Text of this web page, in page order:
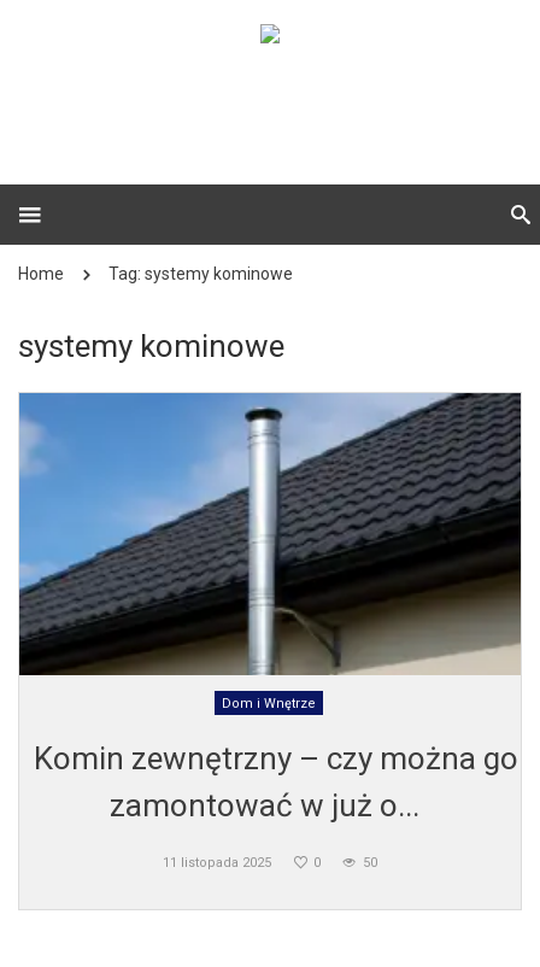
Home Tag: systemy kominowe
systemy kominowe
Dom i Wnętrze
Komin zewnętrzny – czy można go
zamontować w już o...
11 listopada 2025 0 50